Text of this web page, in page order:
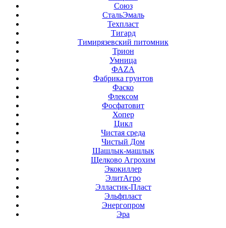
Союз
СтальЭмаль
Техпласт
Тигард
Тимирязевский питомник
Трион
Умница
ФАZА
Фабрика грунтов
Фаско
Флексом
Фосфатовит
Хопер
Цикл
Чистая среда
Чистый Дом
Шашлык-машлык
Щелково Агрохим
Экокиллер
ЭлитАгро
Элластик-Пласт
Эльфпласт
Энергопром
Эра